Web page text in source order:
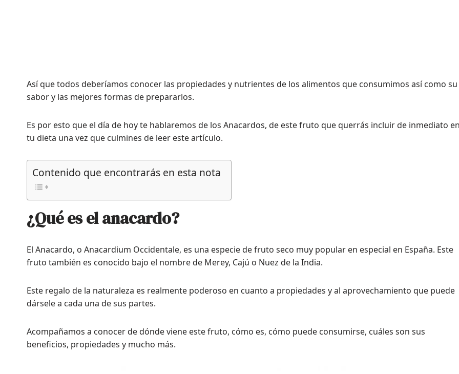
Así que todos deberíamos conocer las propiedades y nutrientes de los alimentos que consumimos así como su
sabor y las mejores formas de prepararlos.
Es por esto que el día de hoy te hablaremos de los Anacardos, de este fruto que querrás incluir de inmediato
tu dieta una vez que culmines de leer este artículo.
Contenido que encontrarás en esta nota
¿Qué es el anacardo?
El Anacardo, o Anacardium Occidentale, es una especie de fruto seco muy popular en especial en España. Este
fruto también es conocido bajo el nombre de Merey, Cajú o Nuez de la India.
Este regalo de la naturaleza es realmente poderoso en cuanto a propiedades y al aprovechamiento que puede
dársele a cada una de sus partes.
Acompañamos a conocer de dónde viene este fruto, cómo es, cómo puede consumirse, cuáles son sus
beneficios, propiedades y mucho más.